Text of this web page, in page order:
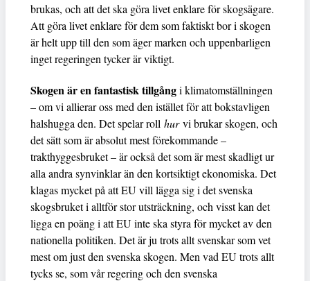
brukas, och att det ska göra livet enklare för skogsägare.
Att göra livet enklare för dem som faktiskt bor i skogen
är helt upp till den som äger marken och uppenbarligen
inget regeringen tycker är viktigt.
Skogen är en fantastisk tillgångi klimatomställningen
– om vi allierar oss med den istället för att bokstavligen
halshugga den. Det spelar roll hurvi brukar skogen, och
det sätt som är absolut mest förekommande –
trakthyggesbruket – är också det som är mest skadligt ur
alla andra synvinklar än den kortsiktigt ekonomiska. Det
klagas mycket på att EU vill lägga sig i det svenska
skogsbruket i alltför stor utsträckning, och visst kan det
ligga en poäng i att EU inte ska styra för mycket av den
nationella politiken. Det är ju trots allt svenskar som vet
mest om just den svenska skogen. Men vad EU trots allt
tycks se, som vår regering och den svenska